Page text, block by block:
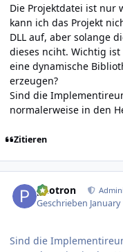
Die Projektdatei ist nur
kann ich das Projekt
DLL auf, aber solange
dieses nciht. Wichtig
eine dynamische
erzeugen?
Sind die
normalerweise in den
Zitieren
photron
Geschrieben
Sind die